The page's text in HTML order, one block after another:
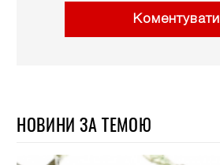
Коментувати
НОВИНИ ЗА ТЕМОЮ